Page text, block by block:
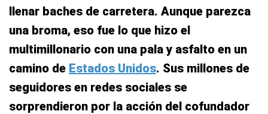
llenar baches de carretera. Aunque parezca
una broma, eso fue lo que hizo el
multimillonario con una pala y asfalto en un
camino de Estados Unidos. Sus millones de
seguidores en redes sociales se
sorprendieron por la acción del cofundador